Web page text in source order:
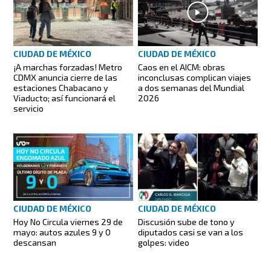
CIUDAD DE MÉXICO
¡A marchas forzadas! Metro
CDMX anuncia cierre de las
estaciones Chabacano y
Viaducto; así funcionará el
servicio
CIUDAD DE MÉXICO
Caos en el AICM: obras
inconclusas complican viajes
a dos semanas del Mundial
2026
CIUDAD DE MÉXICO
Hoy No Circula viernes 29 de
mayo: autos azules 9 y 0
descansan
CIUDAD DE MÉXICO
Discusión sube de tono y
diputados casi se van a los
golpes: video